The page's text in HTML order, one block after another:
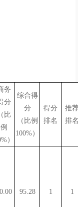
务
分
（比
例
）
综合得
分
（比例
100%）
得分
排名
推
排
95.28 1 1